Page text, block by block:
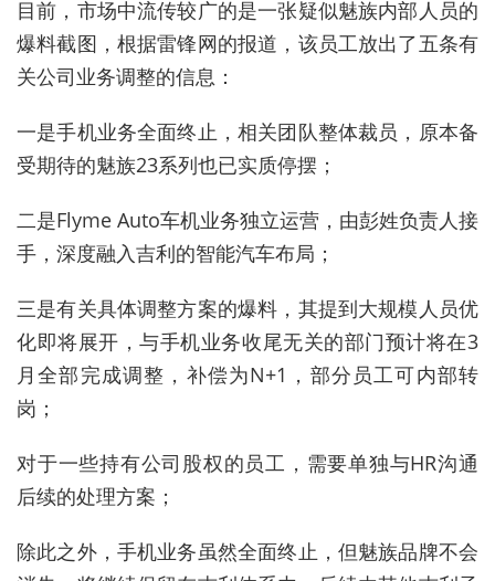
目前，市场中流传较广的是一张疑似魅族内部人员的
爆料截图，根据雷锋网的报道，该员工放出了五条有
关公司业务调整的信息：
一是手机业务全面终止，相关团队整体裁员，原本备
受期待的魅族23系列也已实质停摆；
二是Flyme Auto车机业务独立运营，由彭姓负责人接
手，深度融入吉利的智能汽车布局；
三是有关具体调整方案的爆料，其提到大规模人员优
化即将展开，与手机业务收尾无关的部门预计将在3
月全部完成调整，补偿为N+1，部分员工可内部转
岗；
对于一些持有公司股权的员工，需要单独与HR沟通
后续的处理方案；
除此之外，手机业务虽然全面终止，但魅族品牌不会